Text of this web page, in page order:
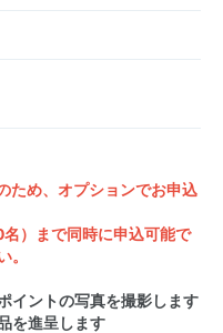
ため、オプションでお申込
）まで同時に申込可能で
。
イントの写真を撮影します
を進呈します